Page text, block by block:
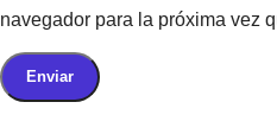
navegador para la próxima vez